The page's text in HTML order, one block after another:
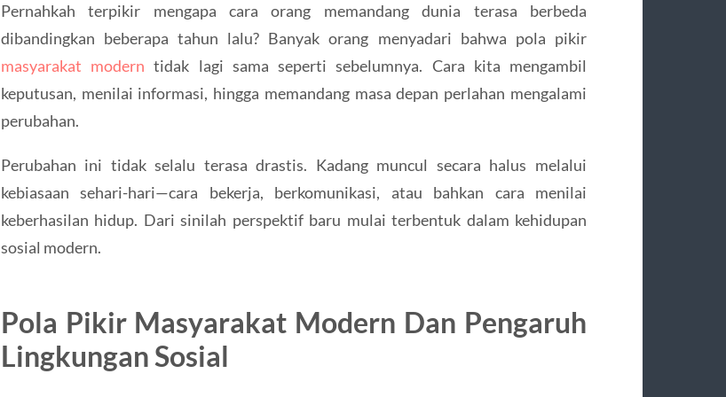
Pernahkah terpikir mengapa cara orang memandang dunia terasa berbeda
dibandingkan beberapa tahun lalu? Banyak orang menyadari bahwa pola pikir
masyarakat modern tidak lagi sama seperti sebelumnya. Cara kita mengambil
keputusan, menilai informasi, hingga memandang masa depan perlahan mengalami
perubahan.
Perubahan ini tidak selalu terasa drastis. Kadang muncul secara halus melalui
kebiasaan sehari-hari—cara bekerja, berkomunikasi, atau bahkan cara menilai
keberhasilan hidup. Dari sinilah perspektif baru mulai terbentuk dalam kehidupan
sosial modern.
Pola Pikir Masyarakat Modern Dan Pengaruh
Lingkungan Sosial